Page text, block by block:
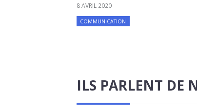
8 AVRIL 2020
COMMUNICATION
ILS PARLENT DE